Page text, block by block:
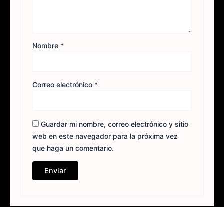
Nombre *
Correo electrónico *
Guardar mi nombre, correo electrónico y sitio
web en este navegador para la próxima vez
que haga un comentario.